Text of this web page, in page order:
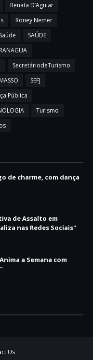
Renata D’Aguiar
Roney Nemer
Saúde
SAÚDE
SecretáriodeTurismo
SEFJ
Pública
Turismo
de charme, com dança
de Assalto em
nas Redes Sociais"
a Semana com
Us